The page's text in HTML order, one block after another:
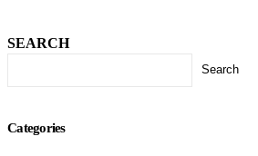
SEARCH
Search
Categories